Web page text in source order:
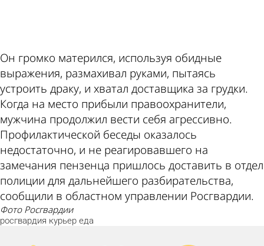
Он громко матерился, используя обидные
выражения, размахивал руками, пытаясь
устроить драку, и хватал доставщика за грудки.
Когда на место прибыли правоохранители,
мужчина продолжил вести себя агрессивно.
Профилактической беседы оказалось
недостаточно, и не реагировавшего на
замечания пензенца пришлось доставить в отдел
полиции для дальнейшего разбирательства,
сообщили в областном управлении Росгвардии.
фото Росгвардии
росгвардия курьер еда